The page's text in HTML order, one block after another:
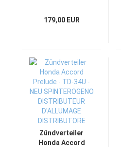
D'ALLUMAGE
DISTRIBUTORE
179,00 EUR
Zündverteiler
Honda Accord